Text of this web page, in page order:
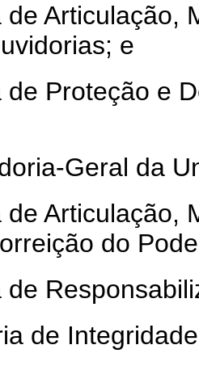
de Articulação,
e
de Proteção e
Geral da
de Articulação,
do
de
de